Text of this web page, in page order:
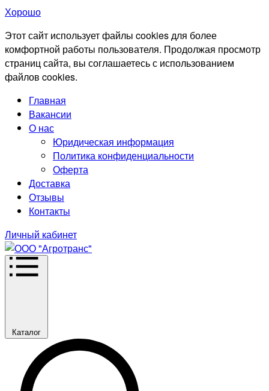
Хорошо
Этот сайт использует файлы cookies для более
комфортной работы пользователя. Продолжая просмотр
страниц сайта, вы соглашаетесь с использованием
файлов cookies.
Главная
Вакансии
О нас
Юридическая информация
Политика конфиденциальности
Оферта
Доставка
Отзывы
Контакты
Личный кабинет
Каталог